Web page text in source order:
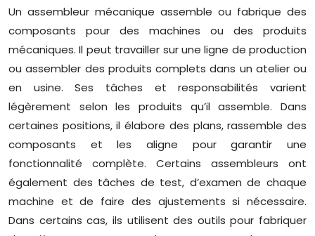
Un assembleur mécanique assemble ou fabrique des
composants pour des machines ou des produits
mécaniques. Il peut travailler sur une ligne de production
ou assembler des produits complets dans un atelier ou
en usine. Ses tâches et responsabilités varient
légèrement selon les produits qu’il assemble. Dans
certaines positions, il élabore des plans, rassemble des
composants et les aligne pour garantir une
fonctionnalité complète. Certains assembleurs ont
également des tâches de test, d’examen de chaque
machine et de faire des ajustements si nécessaire.
Dans certains cas, ils utilisent des outils pour fabriquer